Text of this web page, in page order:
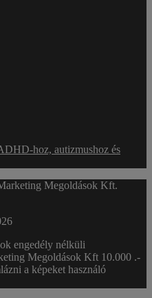
hoz, autizmushoz és
Megoldások Kft.
engedély nélküli
Megoldások Kft 10.000 .-
a képeket használó